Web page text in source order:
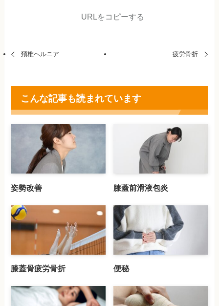
URLをコピーする
頚椎ヘルニア 疲労骨折
こんな記事も読まれています
姿勢改善 膝蓋前滑液包炎
膝蓋骨疲労骨折 便秘